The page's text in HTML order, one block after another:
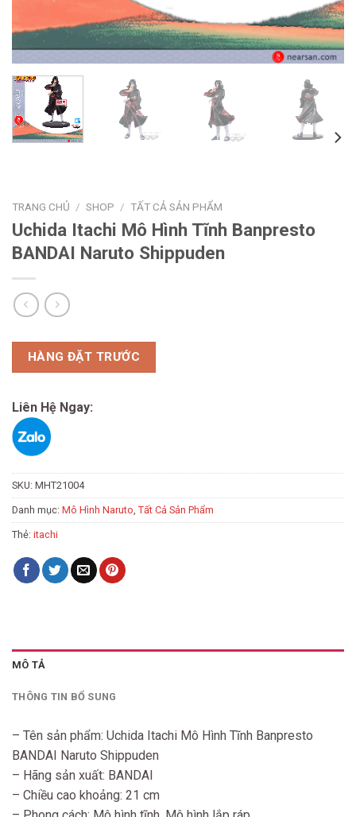
TRANG CHỦ / SHOP / TẤT CẢ SẢN PHẨM
Uchida Itachi Mô Hình Tĩnh Banpresto
BANDAI Naruto Shippuden
HÀNG ĐẶT TRƯỚC
Liên Hệ Ngay:
SKU: MHT21004
Danh mục: Mô Hình Naruto Tất Cả Sản Phẩm
Thẻ: itachi
MÔ TẢ
THÔNG TIN BỔ SUNG
– Tên sản phẩm: Uchida Itachi Mô Hình Tĩnh Banpresto
BANDAI Naruto Shippuden
– Hãng sản xuất: BANDAI
– Chiều cao khoảng: 21 cm